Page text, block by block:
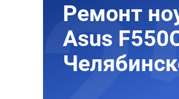
Ремонт
Asus